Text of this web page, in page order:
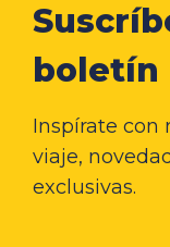
boletín
Inspírate con
viaje,
exclusivas.